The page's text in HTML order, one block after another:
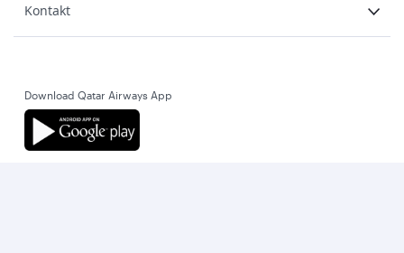
Kontakt
Download Qatar Airways App